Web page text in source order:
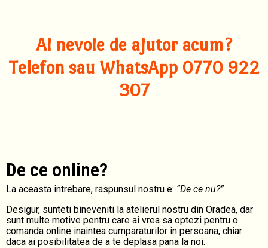
Ai nevoie de ajutor acum?
Telefon sau WhatsApp 0770 922
307
De ce online?
La aceasta intrebare, raspunsul nostru e: “De ce nu?”
Desigur, sunteti bineveniti la atelierul nostru din Oradea, dar
sunt multe motive pentru care ai vrea sa optezi pentru o
comanda online inaintea cumparaturilor in persoana, chiar
daca ai posibilitatea de a te deplasa pana la noi.